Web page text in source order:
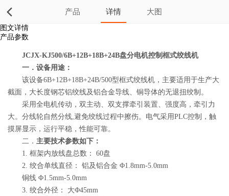
产品 详情 大图
图文详情
产品参数
JCJX-KJ500/6B+12B+18B+24B盘分电机控制框式绞线机
一．设备用途：
该设备6B+12B+18B+24B/500型框式绞线机，主要适用于生产大
截面，大长度钢芯铝绞线及铝合金导线、铜导体的无退扭绞制。
采用全电机传动，双主动、双支撑牵引装置、强度高，牵引力
大。分线轮自然分线,避免绞线过程中擦伤。电气采用PLC控制，触
摸屏显示，运行平稳，性能可靠。
二． 主要技术参数如下：
1. 框架内放线盘总数： 60盘
2. 绞合单线直径： 铝及铝合金 Φ1.8mm-5.0mm
铜线 Φ1.5mm-5.0mm
3. 绞合外径： 大Φ45mm